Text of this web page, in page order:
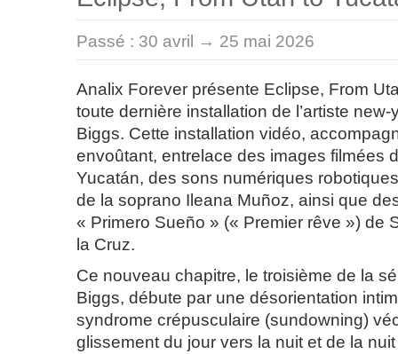
Passé : 30 avril → 25 mai 2026
Analix Forever présente Eclipse, From
toute dernière installation de l’artiste
Biggs. Cette installation vidéo,
envoûtant, entrelace des images filmées
Yucatán, des sons numériques
de la soprano Ileana Muñoz, ainsi que
« Primero Sueño » (« Premier rêve ») de
la Cruz.
Ce nouveau chapitre, le troisième de la
Biggs, débute par une désorientation
syndrome crépusculaire (sundowning)
glissement du jour vers la nuit et de la